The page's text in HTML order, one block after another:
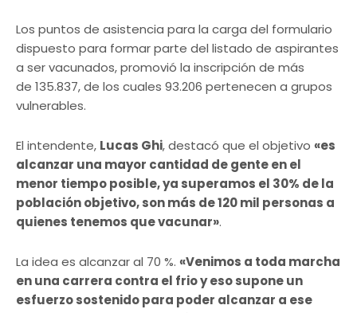
Los puntos de asistencia para la carga del formulario
dispuesto para formar parte del listado de aspirantes
a ser vacunados, promovió la inscripción de más
de 135.837, de los cuales 93.206 pertenecen a grupos
vulnerables.
El intendente, Lucas Ghi, destacó que el objetivo «es
alcanzar una mayor cantidad de gente en el
menor tiempo posible, ya superamos el 30% de la
población objetivo, son más de 120 mil personas a
quienes tenemos que vacunar».
La idea es alcanzar al 70 %. «Venimos a toda marcha
en una carrera contra el frio y eso supone un
esfuerzo sostenido para poder alcanzar a ese